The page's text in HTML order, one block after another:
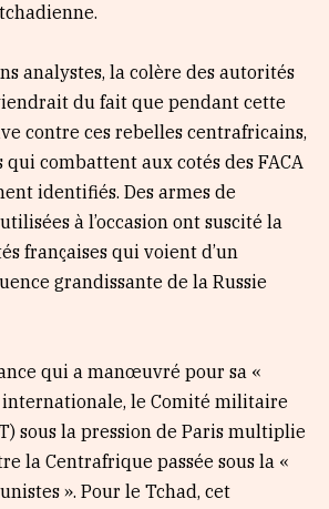
analystes, la colère des autorités
du fait que pendant cette
contre ces rebelles centrafricains,
qui combattent aux cotés des FACA
identifiés. Des armes de
à l’occasion ont suscité la
françaises qui voient d’un
grandissante de la Russie
qui a manœuvré pour sa «
internationale, le Comité militaire
sous la pression de Paris multiplie
la Centrafrique passée sous la «
». Pour le Tchad, cet